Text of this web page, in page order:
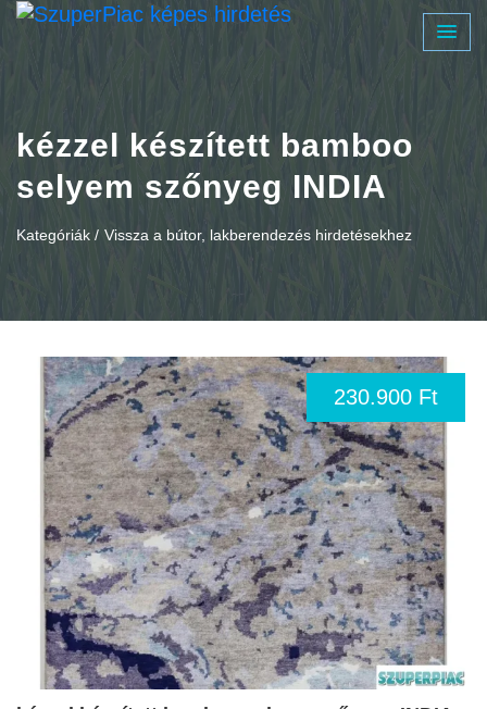
kézzel készített bamboo
selyem szőnyeg INDIA
Kategóriák / Vissza a bútor, lakberendezés hirdetésekhez
230.900 Ft